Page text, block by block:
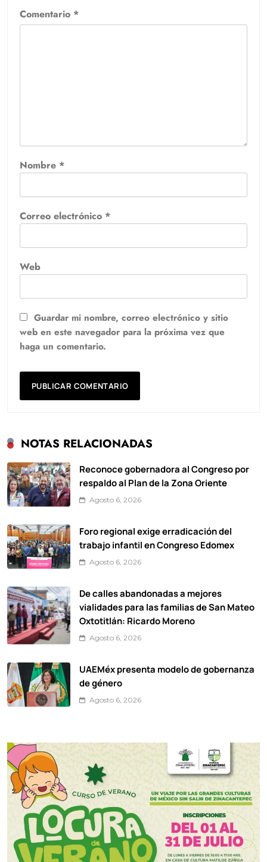
Comentario *
Nombre *
Correo electrónico *
Web
Guardar mi nombre, correo electrónico y sitio
web en este navegador para la próxima vez que
haga un comentario.
NOTAS RELACIONADAS
Reconoce gobernadora al Congreso por
respaldo al Plan de la Zona Oriente
Agosto 6, 2026
Foro regional exige erradicación del
trabajo infantil en Congreso Edomex
Agosto 6, 2026
De calles abandonadas a mejores
vialidades para las familias de San Mateo
Oxtotitlán: Ricardo Moreno
Agosto 6, 2026
UAEMéx presenta modelo de gobernanza
de género
Agosto 6, 2026